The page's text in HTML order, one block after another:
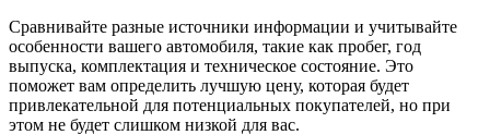
Сравнивайте разные источники информации и учитывайте
особенности вашего автомобиля, такие как пробег, год
выпуска, комплектация и техническое состояние. Это
поможет вам определить лучшую цену, которая будет
привлекательной для потенциальных покупателей, но при
этом не будет слишком низкой для вас.